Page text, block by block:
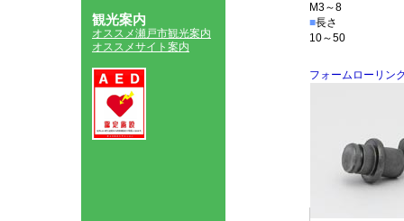
観光案内
オススメ瀬戸市観光案内
オススメサイト案内
M3～8
■長さ
10～50
フォームローリン